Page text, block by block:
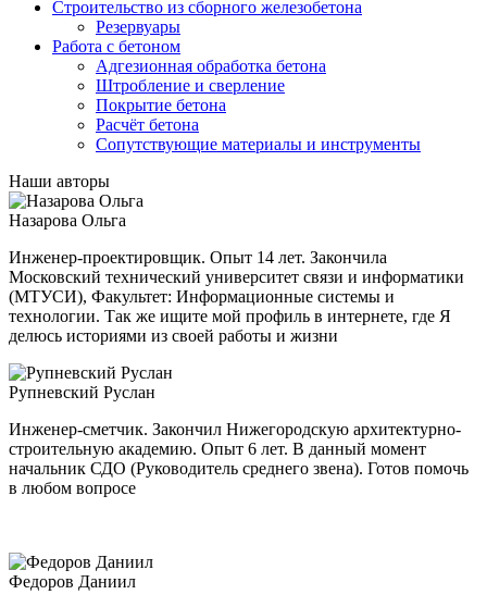
Строительство из сборного железобетона
Резервуары
Работа с бетоном
Адгезионная обработка бетона
Штробление и сверление
Покрытие бетона
Расчёт бетона
Сопутствующие материалы и инструменты
Наши авторы
Назарова Ольга
Инженер-проектировщик. Опыт 14 лет. Закончила
Московский технический университет связи и информатики
(МТУСИ), Факультет: Информационные системы и
технологии. Так же ищите мой профиль в интернете, где Я
делюсь историями из своей работы и жизни
Рупневский Руслан
Инженер-сметчик. Закончил Нижегородскую архитектурно-
строительную академию. Опыт 6 лет. В данный момент
начальник СДО (Руководитель среднего звена). Готов помочь
в любом вопросе
Федоров Даниил